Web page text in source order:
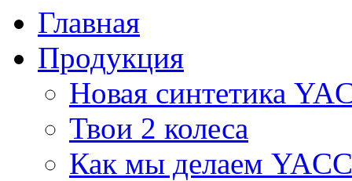
Главная
Продукция
Новая синтетика
Твои 2 колеса
Как мы делаем